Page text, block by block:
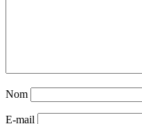
Nom
E-mail